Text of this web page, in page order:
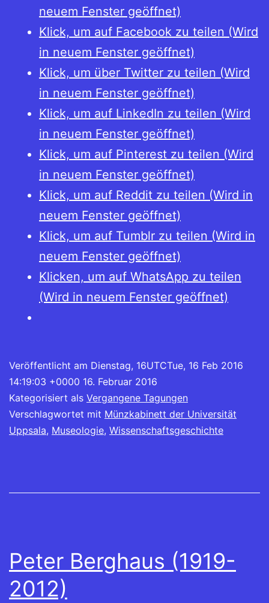
neuem Fenster geöffnet)
Klick, um auf Facebook zu teilen (Wird
in neuem Fenster geöffnet)
Klick, um über Twitter zu teilen (Wird
in neuem Fenster geöffnet)
Klick, um auf LinkedIn zu teilen (Wird
in neuem Fenster geöffnet)
Klick, um auf Pinterest zu teilen (Wird
in neuem Fenster geöffnet)
Klick, um auf Reddit zu teilen (Wird in
neuem Fenster geöffnet)
Klick, um auf Tumblr zu teilen (Wird in
neuem Fenster geöffnet)
Klicken, um auf WhatsApp zu teilen
(Wird in neuem Fenster geöffnet)
Veröffentlicht am Dienstag, 16UTCTue, 16 Feb 2016
14:19:03 +0000 16. Februar 2016
Kategorisiert als Vergangene Tagungen
Verschlagwortet mit Münzkabinett der Universität
Uppsala, Museologie, Wissenschaftsgeschichte
Peter Berghaus (1919-
2012)